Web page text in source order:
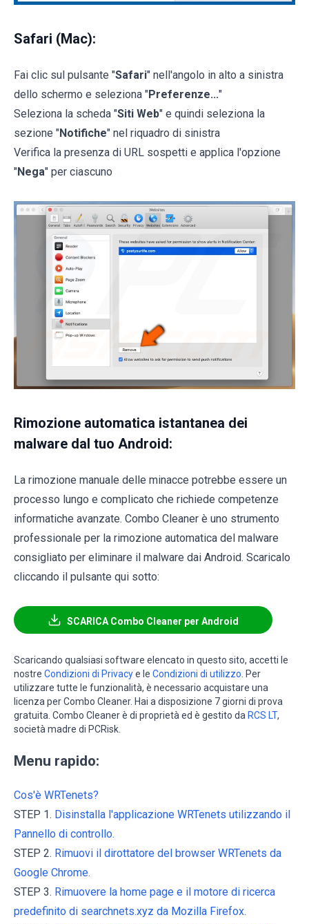
Safari (Mac):
Fai clic sul pulsante "Safari" nell'angolo in alto a sinistra
dello schermo e seleziona "Preferenze..."
Seleziona la scheda "Siti Web" e quindi seleziona la
sezione "Notifiche" nel riquadro di sinistra
Verifica la presenza di URL sospetti e applica l'opzione
"Nega" per ciascuno
Rimozione automatica istantanea dei
malware dal tuo Android:
La rimozione manuale delle minacce potrebbe essere un
processo lungo e complicato che richiede competenze
informatiche avanzate. Combo Cleaner è uno strumento
professionale per la rimozione automatica del malware
consigliato per eliminare il malware dai Android. Scaricalo
cliccando il pulsante qui sotto:
SCARICA Combo Cleaner per Android
Scaricando qualsiasi software elencato in questo sito, accetti le
nostre Condizioni di Privacye le Condizioni di utilizzo . Per
utilizzare tutte le funzionalità, è necessario acquistare una
licenza per Combo Cleaner. Hai a disposizione 7 giorni di prova
gratuita. Combo Cleaner è di proprietà ed è gestito da RCS LT,
società madre di PCRisk.
Menu rapido:
Cos'è WRTenets?
STEP 1. Disinstalla l'applicazione WRTenets utilizzando il
Pannello di controllo.
STEP 2. Rimuovi il dirottatore del browser WRTenets da
Google Chrome.
STEP 3. Rimuovere la home page e il motore di ricerca
predefinito di searchnets.xyz da Mozilla Firefox.